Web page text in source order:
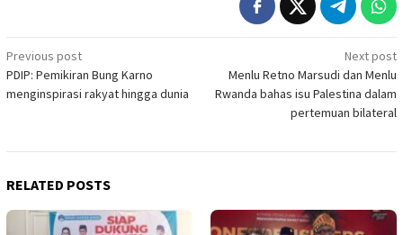
Post
navigation
Previous post
PDIP: Pemikiran Bung Karno
menginspirasi rakyat hingga dunia
Next post
Menlu Retno Marsudi dan Menlu
Rwanda bahas isu Palestina dalam
pertemuan bilateral
RELATED POSTS